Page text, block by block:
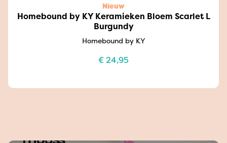
Nieuw
Homebound by KY Keramieken Bloem Scarlet L
Burgundy
Homebound by KY
€24,95